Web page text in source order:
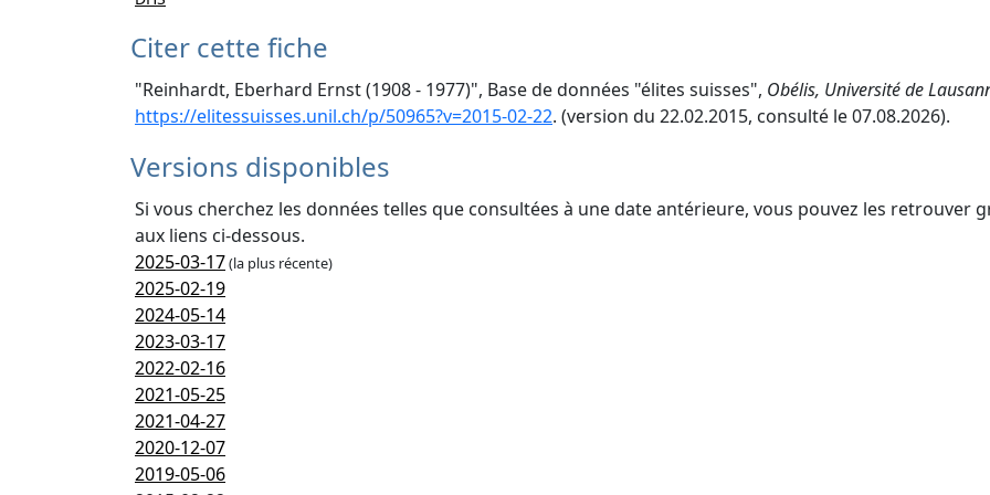
Citer cette fiche
"Reinhardt, Eberhard Ernst (1908 - 1977)", Base de données "élites suisses", Obélis, Université de
https://elitessuisses.unil.ch/p/50965?v=2015-02-22. (version du 22.02.2015, consulté le 07.08.2026).
Versions disponibles
Si vous cherchez les données telles que consultées à une date antérieure, vous pouvez les retrouver
aux liens ci-dessous.
2025-03-17(la plus récente)
2025-02-19
2024-05-14
2023-03-17
2022-02-16
2021-05-25
2021-04-27
2020-12-07
2019-05-06